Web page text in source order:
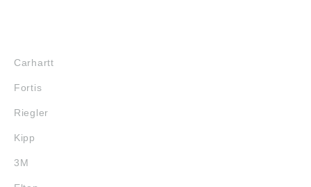
Carhartt
Fortis
Riegler
Kipp
3M